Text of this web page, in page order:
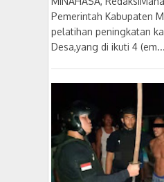
Pemerintah Kabupaten
pelatihan peningkatan
Desa,yang di ikuti 4 (em...